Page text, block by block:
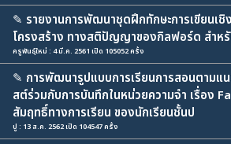
✎ รายงานการพัฒนาชุดฝึกทักษะการเขียนเ
โครงสร้าง ทางสติปัญญาของกิลฟอร์ด สำหรั
ครูพันธุ์ใหม่ : 4 มี.ค. 2561 เปิด 105052 ครั้ง
✎ การพัฒนารูปแบบการเรียนการสอนตามแ
สต์ร่วมกับการบันทึกในหน่วยความจำ เรื่อง
สัมฤทธิ์ทางการเรียน ของนักเรียนชั้นป
ปู : 13 ส.ค. 2562 เปิด 104547 ครั้ง